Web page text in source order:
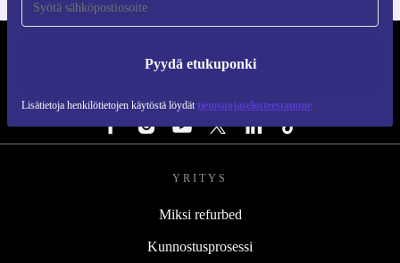
Pyydä etukuponki
Lisätietoja henkilötietojen käytöstä löydät tietosuojaselosteestamme
YRITYS
Miksi refurbed
Kunnostusprosessi